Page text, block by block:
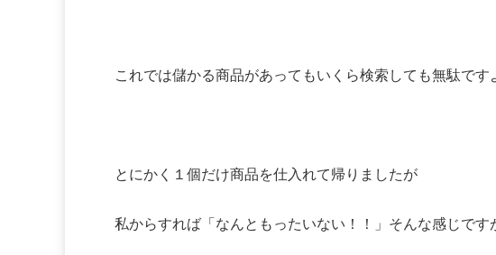
これでは儲かる商品があってもいくら検索しても無駄です
とにかく１個だけ商品を仕入れて帰りましたが
私からすれば「なんともったいない！！」そんな感じです